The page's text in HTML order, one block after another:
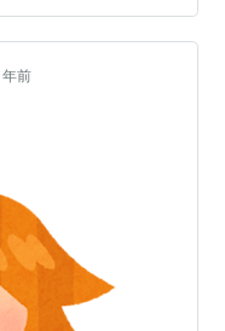
の会社の基準に満た
1年やって契約更新に
だけの報酬になる
年前